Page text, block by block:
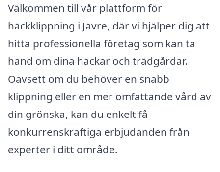
Välkommen till vår plattform för
häckklippning i Jävre, där vi hjälper dig att
hitta professionella företag som kan ta
hand om dina häckar och trädgårdar.
Oavsett om du behöver en snabb
klippning eller en mer omfattande vård av
din grönska, kan du enkelt få
konkurrenskraftiga erbjudanden från
experter i ditt område.